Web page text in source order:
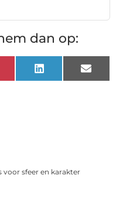
dan op:
LinkedIn Email
voor sfeer en karakter